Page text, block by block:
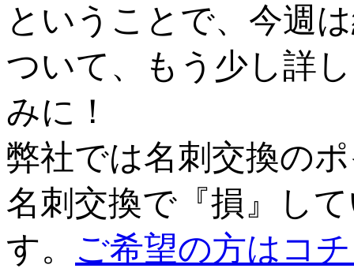
ということで、今週
ついて、もう少し詳
みに！
弊社では名刺交換の
名刺交換で『損』し
す。
ご希望の方はコ